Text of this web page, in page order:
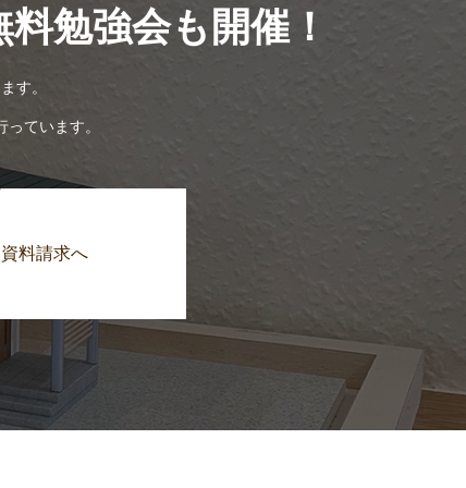
勉強会も開催！
す。
ています。
資料請求へ